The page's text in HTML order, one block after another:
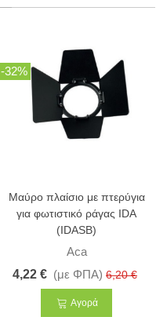
-32%
Μαύρο πλαίσιο με πτερύγια
για φωτιστικό ράγας IDA
(IDASB)
Aca
4,22 € (με ΦΠΑ) 6,20 €
Αγορά